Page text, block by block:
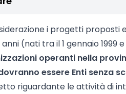
i progetti proposti
(nati tra il 1 gennaio 1999
operanti nella
essere Enti senza
riguardante le attività di